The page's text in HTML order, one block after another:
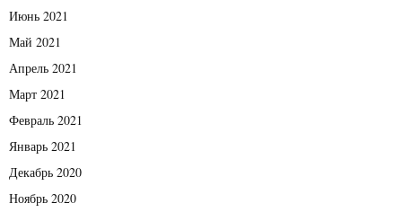
Июнь 2021
Май 2021
Апрель 2021
Март 2021
Февраль 2021
Январь 2021
Декабрь 2020
Ноябрь 2020